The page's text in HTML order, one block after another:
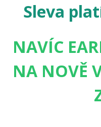
Sleva
NAVÍC
NA NOVĚ